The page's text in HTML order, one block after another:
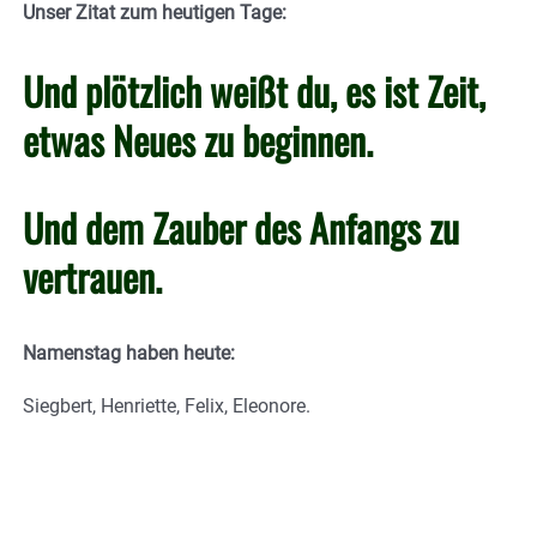
Unser Zitat zum heutigen Tage:
Und plötzlich weißt du, es ist Zeit,
etwas Neues zu beginnen.
Und dem Zauber des Anfangs zu
vertrauen.
Namenstag haben heute:
Siegbert, Henriette, Felix, Eleonore.